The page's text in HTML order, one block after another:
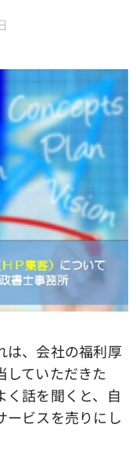
は、会社の福利厚
していただきた
く話を聞くと、自
ービスを売りにし